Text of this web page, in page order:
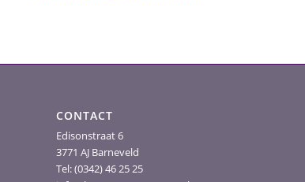
CONTACT
Edisonstraat 6
3771 AJ Barneveld
Tel: (0342) 46 25 25